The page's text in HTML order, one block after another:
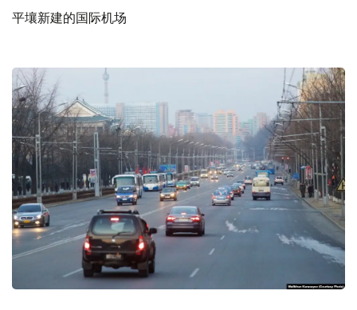
平壤新建的国际机场